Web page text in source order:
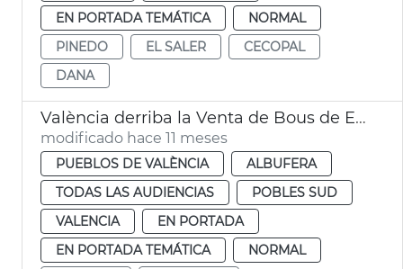
EN PORTADA TEMÁTICA
NORMAL
PINEDO
EL SALER
CECOPAL
DANA
València derriba la Venta de Bous de El Saler
modificado hace 11 meses
PUEBLOS DE VALÈNCIA
ALBUFERA
TODAS LAS AUDIENCIAS
POBLES SUD
VALENCIA
EN PORTADA
EN PORTADA TEMÁTICA
NORMAL